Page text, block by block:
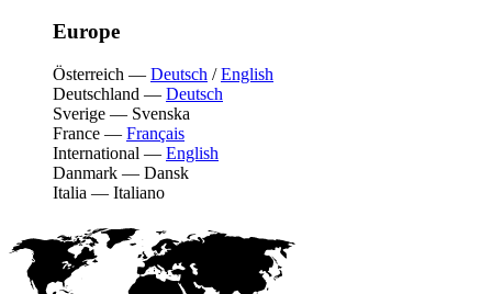
Europe
Österreich — Deutsch /English
Deutschland — Deutsch
Sverige — Svenska
France — Français
International — English
Danmark — Dansk
Italia — Italiano